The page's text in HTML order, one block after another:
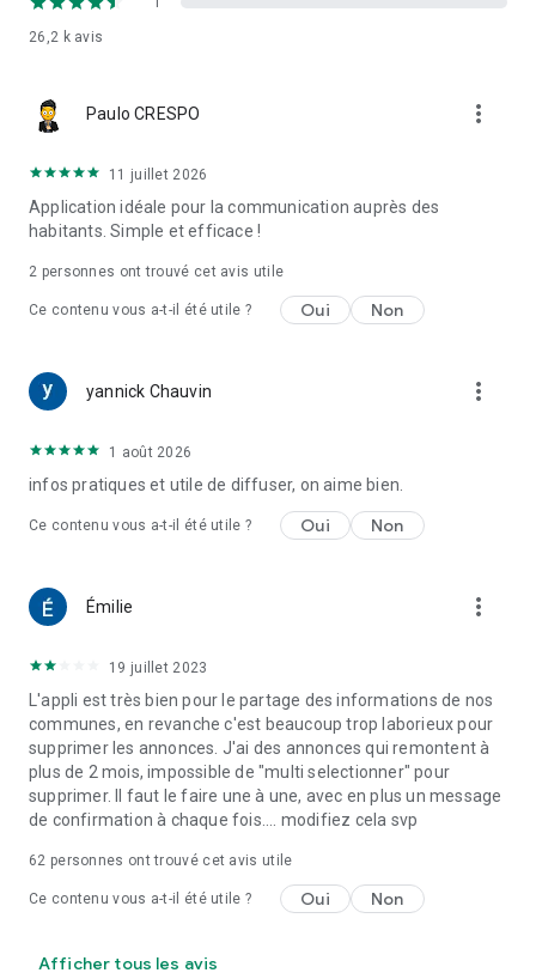
26,2 kavis
Paulo CRESPO more_vert
11 juillet 2026
Application idéale pour la communication auprès des
habitants. Simple et efficace !
2 personnes ont trouvé cet avis utile
Ce contenu vous a-t-il été utile ? Oui Non
yannick Chauvin more_vert
1 août 2026
infos pratiques et utile de diffuser, on aime bien.
Ce contenu vous a-t-il été utile ? Oui Non
Émilie more_vert
19 juillet 2023
L'appli est très bien pour le partage des informations de nos
communes, en revanche c'est beaucoup trop laborieux pour
supprimer les annonces. J'ai des annonces qui remontent à
plus de 2 mois, impossible de "multi selectionner" pour
supprimer. Il faut le faire une à une, avec en plus un message
de confirmation à chaque fois.... modifiez cela svp
62 personnes ont trouvé cet avis utile
Ce contenu vous a-t-il été utile ? Oui Non
Afficher tous les avis